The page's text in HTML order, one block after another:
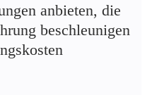
anbieten, die
beschleunigen